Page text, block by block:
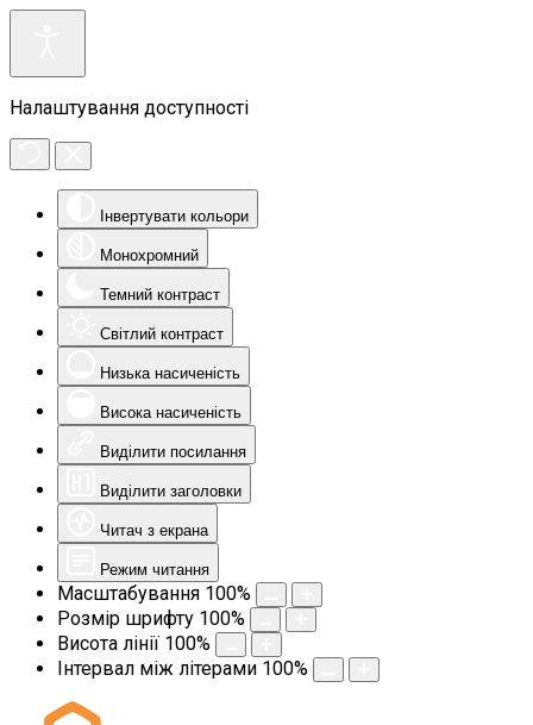
Налаштування доступності
Інвертувати кольори
Монохромний
Темний контраст
Світлий контраст
Низька насиченість
Висока насиченість
Виділити посилання
Виділити заголовки
Читач з екрана
Режим читання
Масштабування 100%
Розмір шрифту 100%
Висота лінії 100%
Інтервал між літерами 100%